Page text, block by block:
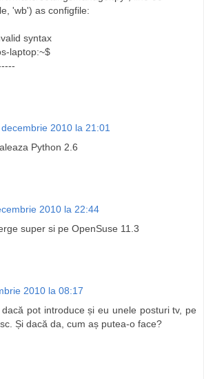
'wb') as configfile:
syntax
laptop:~$
2010 la 21:01
Python 2.6
2010 la 22:44
super si pe OpenSuse 11.3
2010 la 08:17
pot introduce și eu unele posturi tv, pe
Și dacă da, cum aș putea-o face?